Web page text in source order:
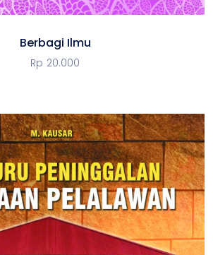
Berbagi Ilmu
Rp 20.000